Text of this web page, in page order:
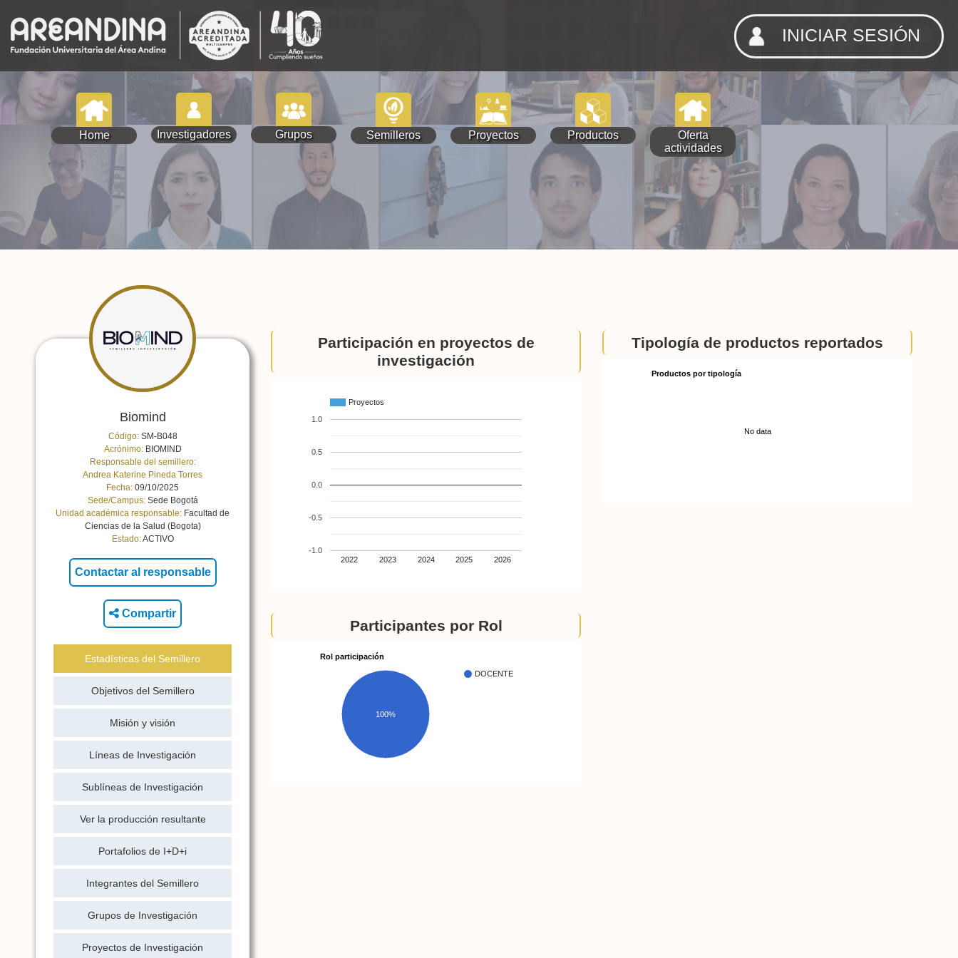
Home Investigadores Grupos Semilleros Proyectos Productos
Oferta
actividades
INICIAR SESIÓN
Biomind
Código:SM-B048
Acrónimo:BIOMIND
Responsable del semillero:
Andrea Katerine Pineda Torres
Fecha: 09/10/2025
Sede/Campus:Sede Bogotá
Unidad académica responsable: Facultad de
Ciencias de la Salud (Bogota)
Estado:ACTIVO
Compartir
Estadísticas del Semillero
Objetivos del Semillero
Misión y visión
Líneas de Investigación
Sublíneas de Investigación
Ver la producción resultante
Portafolios de I+D+i
Integrantes del Semillero
Grupos de Investigación
Proyectos de Investigación
Participación en proyectos de
investigación
Proyectos
2022 2023 2024 2025 2026
-1.0
-0.5
0.0
0.5
1.0
Tipología de productos reportados
Productos por tipología
No data
Participantes por Rol
Rol participación
DOCENTE
100%